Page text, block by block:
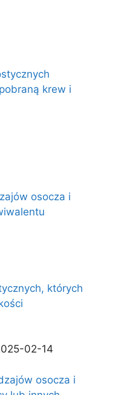
krew i
osocza i
których
02-14
osocza i